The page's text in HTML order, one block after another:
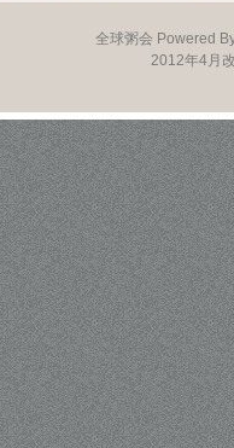
全球粥会 Powered
2012年4月